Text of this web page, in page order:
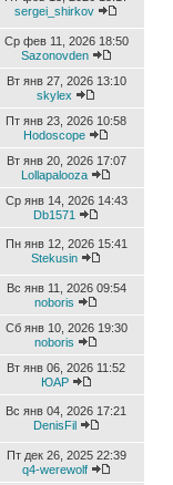
sergei_shirkov
Ср фев 11, 2026 18:50
Sazonovden
Вт янв 27, 2026 13:10
skylex
Пт янв 23, 2026 10:58
Hodoscope
Вт янв 20, 2026 17:07
Lollapalooza
Ср янв 14, 2026 14:43
Db1571
Пн янв 12, 2026 15:41
Stekusin
Вс янв 11, 2026 09:54
noboris
Сб янв 10, 2026 19:30
noboris
Вт янв 06, 2026 11:52
ЮАР
Вс янв 04, 2026 17:21
DenisFil
Пт дек 26, 2025 22:39
q4-werewolf